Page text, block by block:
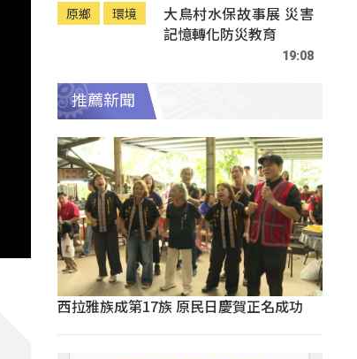
原鄉 環境
大鳥村水保故事展 災害
記憶轉化防災教育
19:08
推薦新聞
西拉雅族成第17族 原民日慶賀正名成功